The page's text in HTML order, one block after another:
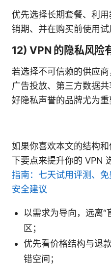
优先选择长期套餐、利
销期、并在购买前使用试
12) VPN 的隐私风险
若选择不可信赖的供应商
广告投放、第三方数据
好隐私声誉的品牌尤为重
如果你喜欢本文的结构
下要点来提升你的 VPN
指南：七天试用评测、
安全建议
以需求为导向，远离“
区；
优先看价格结构与退
错空间；